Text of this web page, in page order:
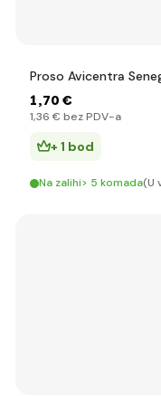
Proso Avicentra
1,70 €
1,36 € bez PDV-a
+ 1 bod
Na zalihi> 5 komada(U